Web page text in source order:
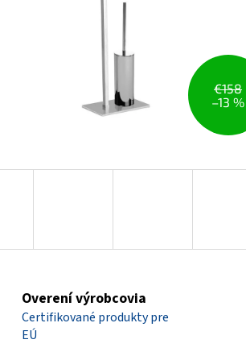
€158
–13 %
Overení výrobcovia
Certifikované produkty pre
EÚ